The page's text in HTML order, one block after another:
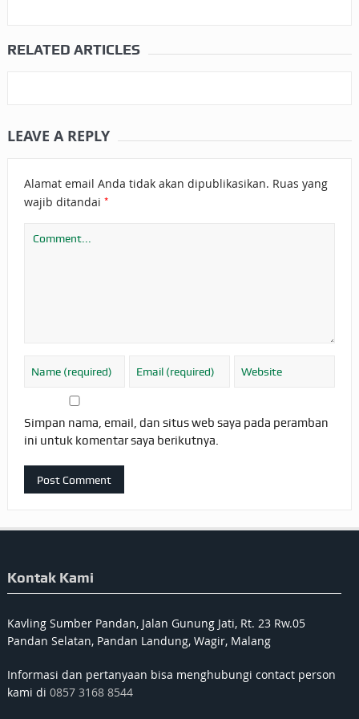
RELATED ARTICLES
LEAVE A REPLY
Alamat email Anda tidak akan dipublikasikan. Ruas yang
wajib ditandai *
Simpan nama, email, dan situs web saya pada peramban
ini untuk komentar saya berikutnya.
Kontak Kami
Kavling Sumber Pandan, Jalan Gunung Jati, Rt. 23 Rw.05
Pandan Selatan, Pandan Landung, Wagir, Malang
Informasi dan pertanyaan bisa menghubungi contact person
kami di 0857 3168 8544